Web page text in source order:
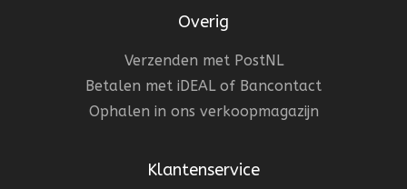
Overig
Verzenden met PostNL
Betalen met iDEAL of Bancontact
Ophalen in ons verkoopmagazijn
Klantenservice